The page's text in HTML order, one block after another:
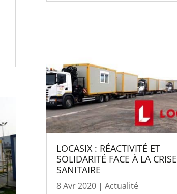
LOCASIX : RÉACTIVITÉ ET
SOLIDARITÉ FACE À LA CRISE
SANITAIRE
8 Avr 2020| Actualité